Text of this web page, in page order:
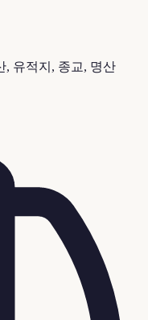
, 유적지, 종교, 명산